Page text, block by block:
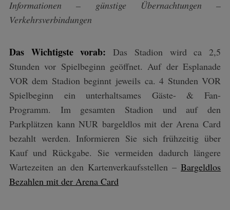
Informationen – günstige Übernachtungen –
Verkehrsverbindungen
Das Wichtigste vorab:Das Stadion wird ca 2,5
Stunden vor Spielbeginn geöffnet. Auf der Esplanade
VOR dem Stadion beginnt jeweils ca. 4 Stunden VOR
Spielbeginn ein unterhaltsames Gäste- & Fan-
Programm. Im gesamten Stadion und auf den
Parkplätzen kann NUR bargeldlos mit der Arena Card
bezahlt werden. Informieren Sie sich frühzeitig über
Kauf und Rückgabe. Sie vermeiden dadurch längere
Wartezeiten an den Kartenverkaufsstellen –Bargeldlos
Bezahlen mit der Arena Card